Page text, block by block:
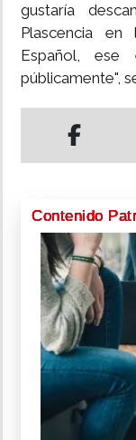
gustaría
Plascencia
Español,
públicamente",
Contenido